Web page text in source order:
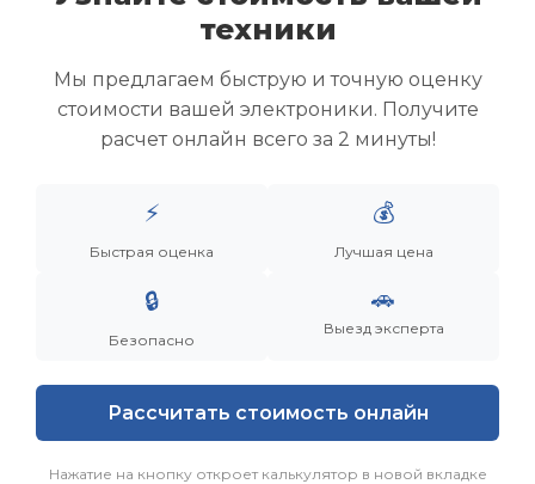
Скупка ноутбуков
Скупка ультрабуков
Скупка игровых ноутбуков
Скупка рабочих ноутбуков
Скупка старых ноутбуков (б/у)
Заказать Смотреть еще
техники
Мы предлагаем быструю и точную оценку
стоимости вашей электроники. Получите
расчет онлайн всего за 2 минуты!
⚡
Быстрая оценка
💰
Лучшая цена
🔒
Безопасно
🚗
Выезд эксперта
Рассчитать стоимость онлайн
Нажатие на кнопку откроет калькулятор в новой вкладке